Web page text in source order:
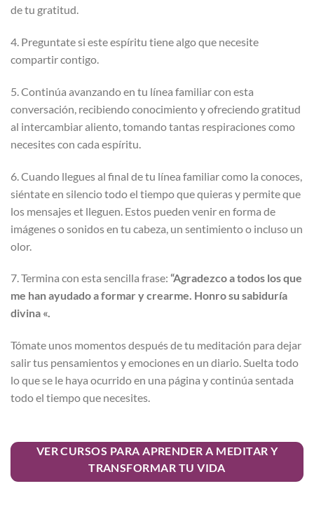
de tu gratitud.
4. Preguntate si este espíritu tiene algo que necesite
compartir contigo.
5. Continúa avanzando en tu línea familiar con esta
conversación, recibiendo conocimiento y ofreciendo gratitud
al intercambiar aliento, tomando tantas respiraciones como
necesites con cada espíritu.
6. Cuando llegues al final de tu línea familiar como la conoces,
siéntate en silencio todo el tiempo que quieras y permite que
los mensajes et lleguen. Estos pueden venir en forma de
imágenes o sonidos en tu cabeza, un sentimiento o incluso un
olor.
7. Termina con esta sencilla frase: “Agradezco a todos los que
me han ayudado a formar y crearme. Honro su sabiduría
divina «.
Tómate unos momentos después de tu meditación para dejar
salir tus pensamientos y emociones en un diario. Suelta todo
lo que se le haya ocurrido en una página y continúa sentada
todo el tiempo que necesites.
VER CURSOS PARA APRENDER A MEDITAR Y
TRANSFORMAR TU VIDA